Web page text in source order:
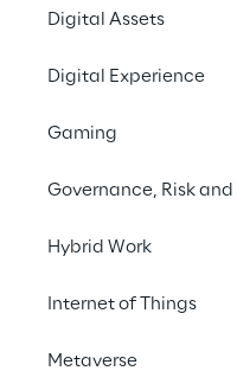
Digital Assets
Digital Experience
Gaming
Governance, Risk
Hybrid Work
Internet of Things
Metaverse